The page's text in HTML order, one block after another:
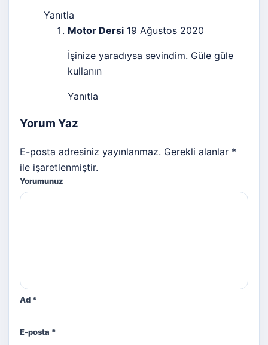
Yanıtla
Motor Dersi 19 Ağustos 2020
İşinize yaradıysa sevindim. Güle güle
kullanın
Yanıtla
Yorum Yaz
E-posta adresiniz yayınlanmaz. Gerekli alanlar *
ile işaretlenmiştir.
Yorumunuz
Ad *
E-posta *